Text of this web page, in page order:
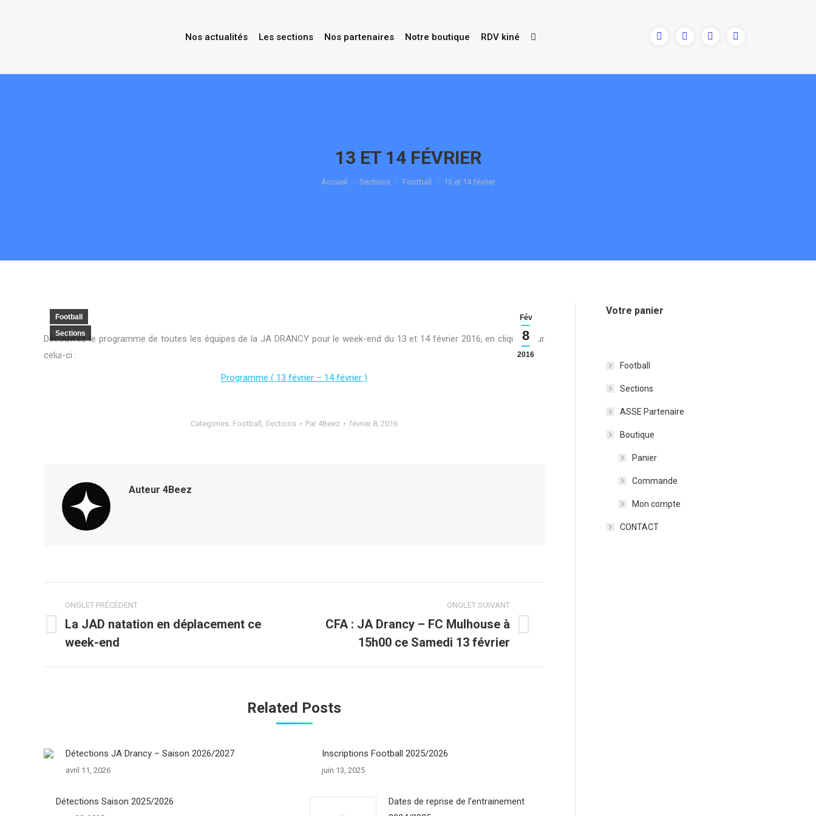
Nos actualités Les sections Nos partenaires Notre boutique RDV kiné
13 ET 14 FÉVRIER
Vous êtes ici :
Accueil Sections Football 13 et 14 février
Fév
8
2016
Football
Sections
Découvrez le programme de toutes les équipes de la JA DRANCY pour le week-end du 13 et 14 février 2016, en cliquant sur
celui-ci :
Programme ( 13 février – 14 février )
Categories: Football , Sections Par 4Beez février 8, 2016
Auteur 4Beez
Navigation
de
commentaire
ONGLET PRÉCÉDENT
Onglet
précédent
La JAD natation en déplacement ce
week-end
ONGLET SUIVANT
Onglet
CFA : JA Drancy – FC Mulhouse à
15h00 ce Samedi 13 février
Related Posts
Détections JA Drancy – Saison 2026/2027
avril 11, 2026
Inscriptions Football 2025/2026
juin 13, 2025
Détections Saison 2025/2026
Dates de reprise de l’entrainement
Votre panier
Football
Sections
ASSE Partenaire
Boutique
Panier
Commande
Mon compte
CONTACT